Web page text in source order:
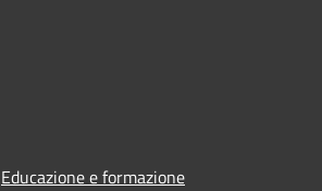
Educazione e formazione